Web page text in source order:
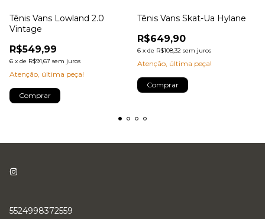
Tênis Vans Lowland 2.0
Vintage
R$549,99
6 x de R$91,67 sem juros
Atenção, última peça!
Comprar
Tênis Vans Skat-Ua Hylane
R$649,90
6 x de R$108,32 sem juros
Atenção, última peça!
Comprar
5524998372559